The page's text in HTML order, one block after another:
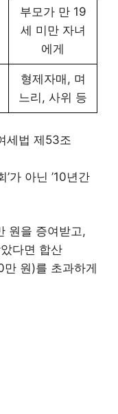
부모가 만 19
세 미만 자녀
에게
형제자매, 며
느리, 사위 등
세법 제53조
가 아닌 ’10년간
원을 증여받고,
다면 합산
원)를 초과하게